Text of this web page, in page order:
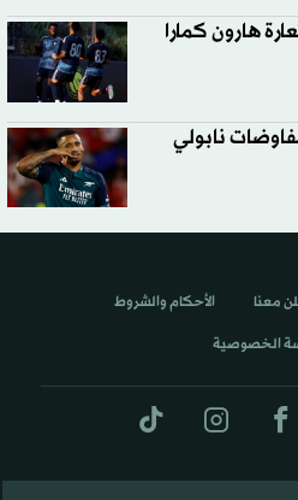
هارون كمارا
نابولي
معنا الأحكام والشروط
الخصوصية